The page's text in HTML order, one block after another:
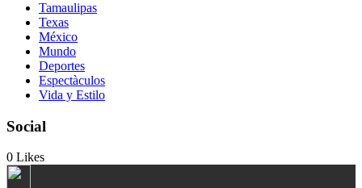
Tamaulipas
Texas
México
Mundo
Deportes
Espectàculos
Vida y Estilo
Social
0 Likes